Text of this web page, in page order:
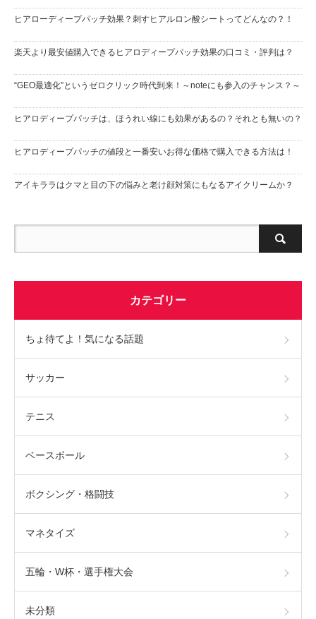
ヒアローディープパッチ効果？刺すヒアルロン酸シートってどんなの？！
楽天より最安値購入できるヒアロディープパッチ効果の口コミ・評判は？
“GEO最適化”というゼロクリック時代到来！～noteにも参入のチャンス？～
ヒアロディープパッチは、ほうれい線にも効果があるの？それとも無いの？
ヒアロディープパッチの値段と一番安いお得な価格で購入できる方法は！
アイキララはクマと目の下の悩みと老け顔対策にもなるアイクリームか？
カテゴリー
ちょ待てよ！気になる話題
サッカー
テニス
ベースボール
ボクシング・格闘技
マネタイズ
五輪・W杯・選手権大会
未分類